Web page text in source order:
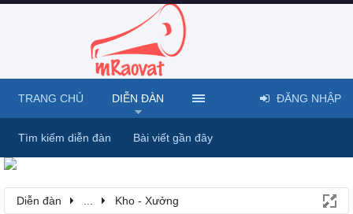
Diễn đàn Kho - Xưởng
TRANG CHỦ DIỄN ĐÀN
Tìm kiếm diễn đàn Bài viết gần đây
ĐĂNG NHẬP